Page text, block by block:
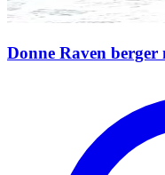
Donne Raven berger